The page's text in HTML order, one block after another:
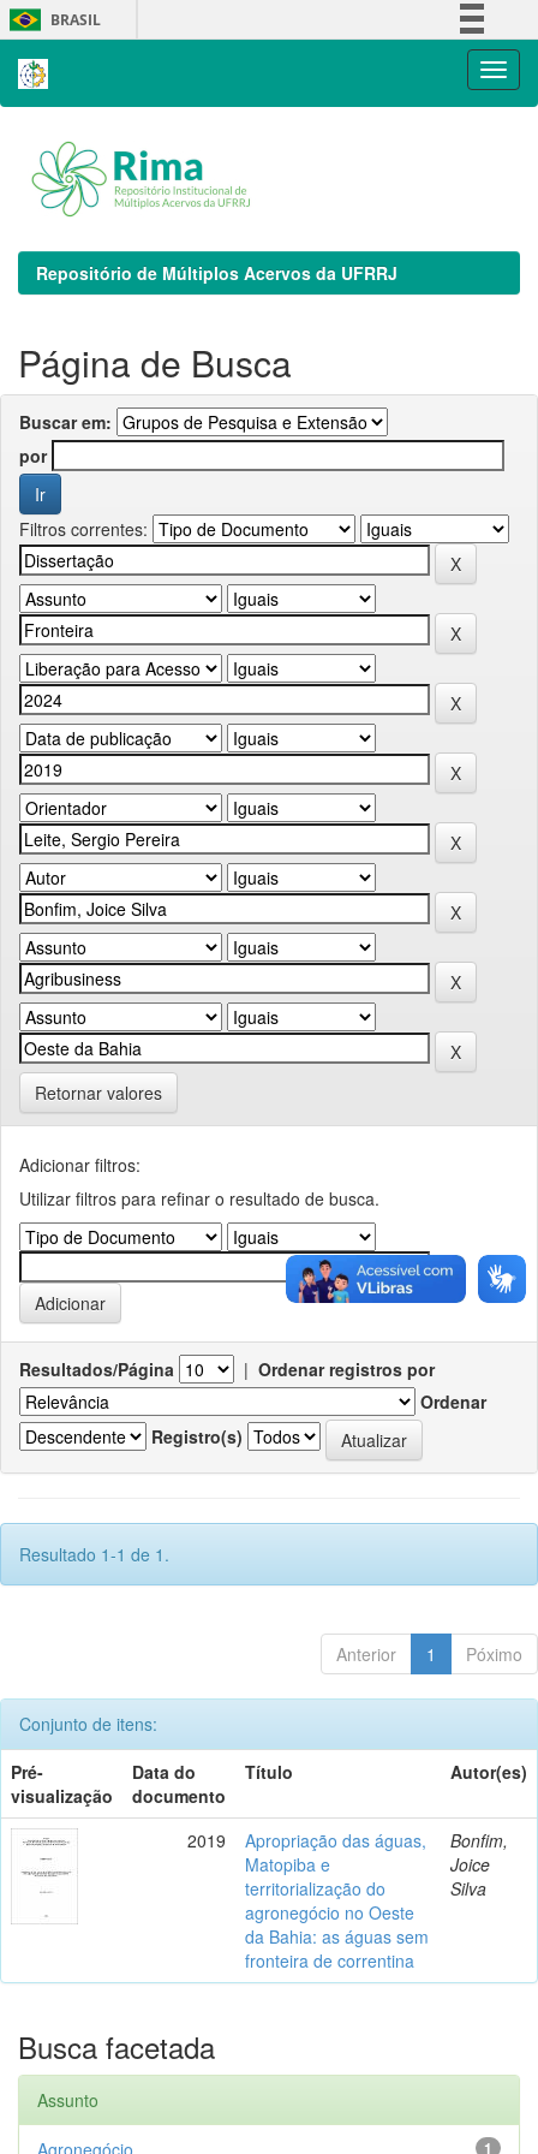
Skip
navigation
BRASIL
Repositório de Múltiplos Acervos da UFRRJ
Página de Busca
Buscar em:
por
Filtros correntes:
Retornar valores
Adicionar filtros:
Utilizar filtros para refinar o resultado de busca.
Resultados/Página | Ordenar registros por
Ordenar
Registro(s)
Resultado 1-1 de 1.
Anterior 1 Póximo
Conjunto de itens:
Pré-
visualização
Data do
documento
Título Autor(es)
2019
Apropriação das águas,
Matopiba e
territorialização do
agronegócio no Oeste
da Bahia: as águas sem
fronteira de correntina
Bonfim,
Joice
Silva
Busca facetada
Assunto
1
Agronegócio